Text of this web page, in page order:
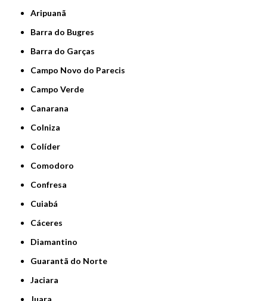
Aripuanã
Barra do Bugres
Barra do Garças
Campo Novo do Parecis
Campo Verde
Canarana
Colniza
Colíder
Comodoro
Confresa
Cuiabá
Cáceres
Diamantino
Guarantã do Norte
Jaciara